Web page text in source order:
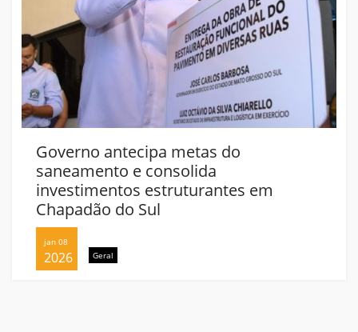
Governo antecipa metas do
saneamento e consolida
investimentos estruturantes em
Chapadão do Sul
jan 08
2026 Geral